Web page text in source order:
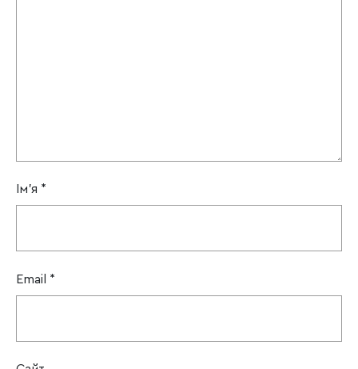
Ім'я *
Email *